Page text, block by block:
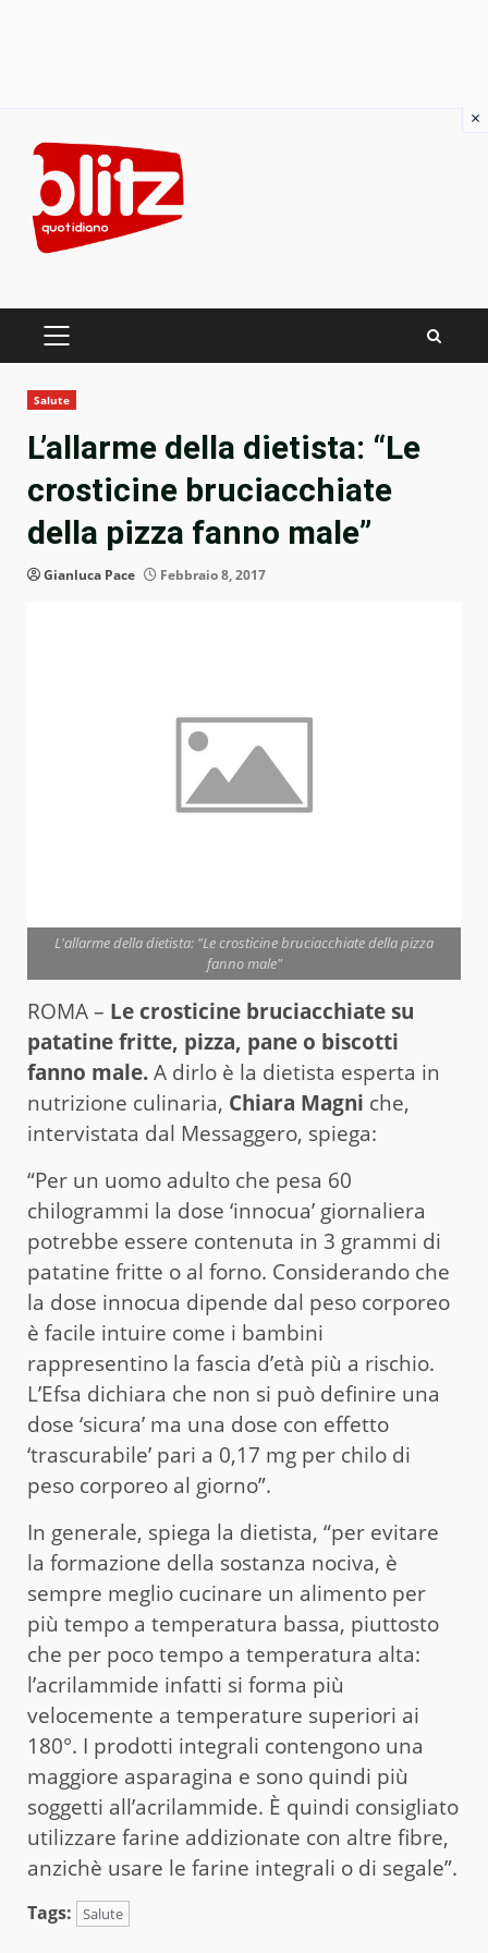
content
PRIMARY
Salute
L’allarme della dietista: “Le
crosticine bruciacchiate
della pizza fanno male”
Gianluca Pace Febbraio 8, 2017
L'allarme della dietista: "Le crosticine bruciacchiate della pizza
fanno male"
ROMA – Le crosticine bruciacchiate su
patatine fritte, pizza, pane o biscotti
fanno male.A dirlo è la dietista esperta in
nutrizione culinaria, Chiara Magni che,
intervistata dal Messaggero, spiega:
“Per un uomo adulto che pesa 60
chilogrammi la dose ‘innocua’ giornaliera
potrebbe essere contenuta in 3 grammi di
patatine fritte o al forno. Considerando che
la dose innocua dipende dal peso corporeo
è facile intuire come i bambini
rappresentino la fascia d’età più a rischio.
L’Efsa dichiara che non si può definire una
dose ‘sicura’ ma una dose con effetto
‘trascurabile’ pari a 0,17 mg per chilo di
peso corporeo al giorno”.
In generale, spiega la dietista, “per evitare
la formazione della sostanza nociva, è
sempre meglio cucinare un alimento per
più tempo a temperatura bassa, piuttosto
che per poco tempo a temperatura alta:
l’acrilammide infatti si forma più
velocemente a temperature superiori ai
180°. I prodotti integrali contengono una
maggiore asparagina e sono quindi più
soggetti all’acrilammide. È quindi consigliato
utilizzare farine addizionate con altre fibre,
anzichè usare le farine integrali o di segale”.
Tags: Salute
×